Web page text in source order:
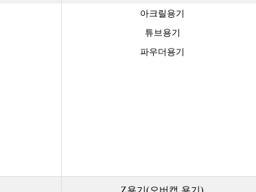
아크릴용기
튜브용기
파우더용기